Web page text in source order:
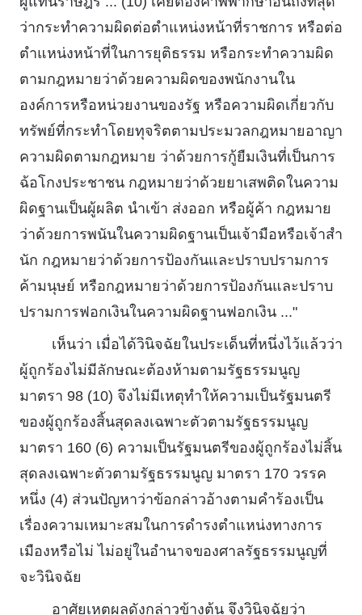
ว่ากระทําความผิดต่อตําแหน่งหน้าที่ราชการ หรือต่อ
ตําแหน่งหน้าที่ในการยุติธรรม หรือกระทําความผิด
ตามกฎหมายว่าด้วยความผิดของพนักงานใน
องค์การหรือหน่วยงานของรัฐ หรือความผิดเกี่ยวกับ
ทรัพย์ที่กระทําโดยทุจริตตามประมวลกฎหมายอาญา
ความผิดตามกฎหมาย ว่าด้วยการกู้ยืมเงินที่เป็นการ
ฉ้อโกงประชาชน กฎหมายว่าด้วยยาเสพติดในความ
ผิดฐานเป็นผู้ผลิต นําเข้า ส่งออก หรือผู้ค้า กฎหมาย
ว่าด้วยการพนันในความผิดฐานเป็นเจ้ามือหรือเจ้าสํา
นัก กฎหมายว่าด้วยการป้องกันและปราบปรามการ
ค้ามนุษย์ หรือกฎหมายว่าด้วยการป้องกันและปราบ
ปรามการฟอกเงินในความผิดฐานฟอกเงิน ..."
เห็นว่า เมื่อได้วินิจฉัยในประเด็นที่หนึ่งไว้แล้วว่า
ผู้ถูกร้องไม่มีลักษณะต้องห้ามตามรัฐธรรมนูญ
มาตรา 98 (10) จึงไม่มีเหตุทําให้ความเป็นรัฐมนตรี
ของผู้ถูกร้องสิ้นสุดลงเฉพาะตัวตามรัฐธรรมนูญ
มาตรา 160 (6) ความเป็นรัฐมนตรีของผู้ถูกร้องไม่สิ้น
สุดลงเฉพาะตัวตามรัฐธรรมนูญ มาตรา 170 วรรค
หนึ่ง (4) ส่วนปัญหาว่าข้อกล่าวอ้างตามคําร้องเป็น
เรื่องความเหมาะสมในการดํารงตําแหน่งทางการ
เมืองหรือไม่ ไม่อยู่ในอํานาจของศาลรัฐธรรมนูญที่
จะวินิจฉัย
อาศัยเหตุผลดังกล่าวข้างต้น จึงวินิจฉัยว่า